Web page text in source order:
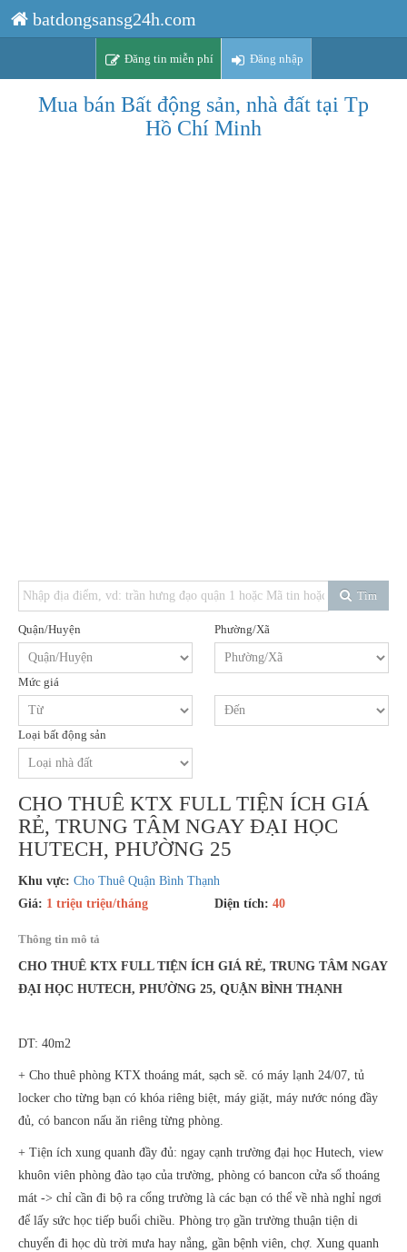
batdongsansg24h.com
Đăng tin miễn phí Đăng nhập
Mua bán Bất động sản, nhà đất tại Tp
Hồ Chí Minh
Tìm
Quận/Huyện Phường/Xã
Mức giá
Loại bất động sản
CHO THUÊ KTX FULL TIỆN ÍCH GIÁ
RẺ, TRUNG TÂM NGAY ĐẠI HỌC
HUTECH, PHƯỜNG 25
Khu vực: Cho Thuê Quận Bình Thạnh
Giá: 1 triệu triệu/tháng Diện tích: 40
Thông tin mô tả
CHO THUÊ KTX FULL TIỆN ÍCH GIÁ RẺ, TRUNG TÂM NGAY
ĐẠI HỌC HUTECH, PHƯỜNG 25, QUẬN BÌNH THẠNH
DT: 40m2
+ Cho thuê phòng KTX thoáng mát, sạch sẽ. có máy lạnh 24/07, tủ
locker cho từng bạn có khóa riêng biệt, máy giặt, máy nước nóng đầy
đủ, có bancon nấu ăn riêng từng phòng.
+ Tiện ích xung quanh đầy đủ: ngay cạnh trường đại học Hutech, view
khuôn viên phòng đào tạo của trường, phòng có bancon cửa sổ thoáng
mát -> chỉ cần đi bộ ra cổng trường là các bạn có thể về nhà nghỉ ngơi
để lấy sức học tiếp buổi chiều. Phòng trọ gần trường thuận tiện di
chuyển đi học dù trời mưa hay nắng, gần bệnh viên, chợ. Xung quanh